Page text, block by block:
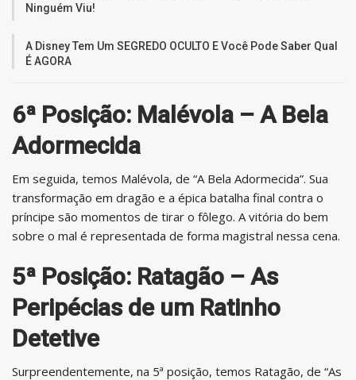
Ninguém Viu!
A Disney Tem Um SEGREDO OCULTO E Você Pode Saber Qual
É AGORA
6ª Posição: Malévola – A Bela
Adormecida
Em seguida, temos Malévola, de “A Bela Adormecida”. Sua
transformação em dragão e a épica batalha final contra o
príncipe são momentos de tirar o fôlego. A vitória do bem
sobre o mal é representada de forma magistral nessa cena.
5ª Posição: Ratagão – As
Peripécias de um Ratinho
Detetive
Surpreendentemente, na 5ª posição, temos Ratagão, de “As